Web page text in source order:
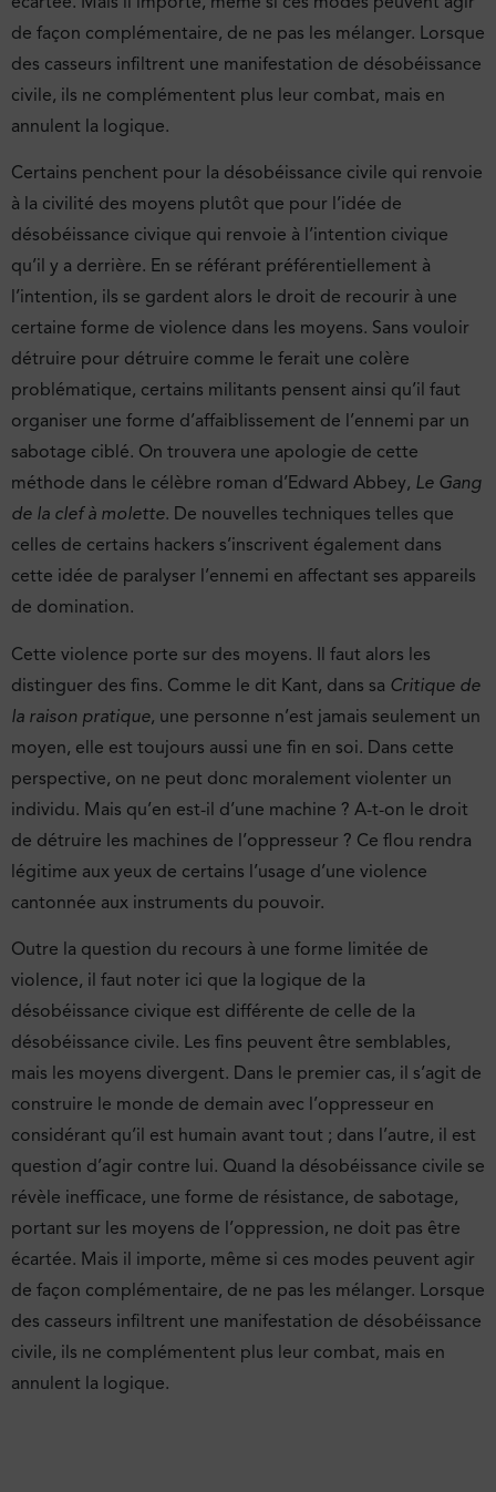
de façon complémentaire, de ne pas les mélanger. Lorsque
des casseurs infiltrent une manifestation de désobéissance
civile, ils ne complémentent plus leur combat, mais en
annulent la logique.
Certains penchent pour la désobéissance civile qui renvoie
à la civilité des moyens plutôt que pour l’idée de
désobéissance civique qui renvoie à l’intention civique
qu’il y a derrière. En se référant préférentiellement à
l’intention, ils se gardent alors le droit de recourir à une
certaine forme de violence dans les moyens. Sans vouloir
détruire pour détruire comme le ferait une colère
problématique, certains militants pensent ainsi qu’il faut
organiser une forme d’affaiblissement de l’ennemi par un
sabotage ciblé. On trouvera une apologie de cette
méthode dans le célèbre roman d’Edward Abbey, Le Gang
de la clef à molette. De nouvelles techniques telles que
celles de certains hackers s’inscrivent également dans
cette idée de paralyser l’ennemi en affectant ses appareils
de domination.
Cette violence porte sur des moyens. Il faut alors les
distinguer des fins. Comme le dit Kant, dans sa Critique de
la raison pratique, une personne n’est jamais seulement un
moyen, elle est toujours aussi une fin en soi. Dans cette
perspective, on ne peut donc moralement violenter un
individu. Mais qu’en est-il d’une machine ? A-t-on le droit
de détruire les machines de l’oppresseur ? Ce flou rendra
légitime aux yeux de certains l’usage d’une violence
cantonnée aux instruments du pouvoir.
Outre la question du recours à une forme limitée de
violence, il faut noter ici que la logique de la
désobéissance civique est différente de celle de la
désobéissance civile. Les fins peuvent être semblables,
mais les moyens divergent. Dans le premier cas, il s’agit de
construire le monde de demain avec l’oppresseur en
considérant qu’il est humain avant tout ; dans l’autre, il est
question d’agir contre lui. Quand la désobéissance civile se
révèle inefficace, une forme de résistance, de sabotage,
portant sur les moyens de l’oppression, ne doit pas être
écartée. Mais il importe, même si ces modes peuvent agir
de façon complémentaire, de ne pas les mélanger. Lorsque
des casseurs infiltrent une manifestation de désobéissance
civile, ils ne complémentent plus leur combat, mais en
annulent la logique.